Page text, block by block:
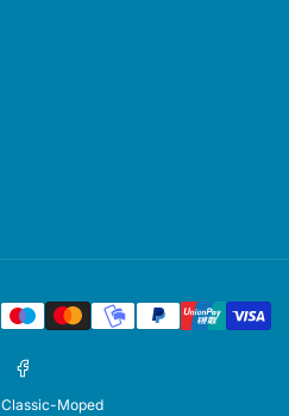
Zahlungsmethoden
Facebook
Classic-Moped